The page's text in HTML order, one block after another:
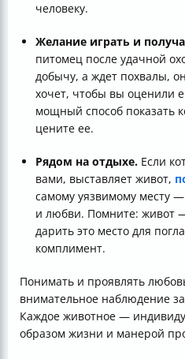
человеку.
Желание играть и
питомец после удачной
добычу, а ждет похвалы,
хочет, чтобы вы оценили
мощный способ показать
цените ее.
Рядом на отдыхе. Если
вами, выставляет живот,
самому уязвимому месту
и любви. Помните: живот
дарить это место для
комплимент.
Понимать и проявлять
внимательное наблюдение
Каждое животное —
образом жизни и манерой